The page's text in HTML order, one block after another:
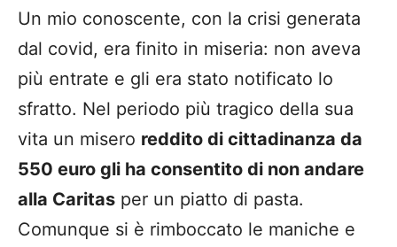
Un mio conoscente, con la crisi generata
dal covid, era finito in miseria: non aveva
più entrate e gli era stato notificato lo
sfratto. Nel periodo più tragico della sua
vita un misero reddito di cittadinanza da
550 euro gli ha consentito di non andare
alla Caritas per un piatto di pasta.
Comunque si è rimboccato le maniche e